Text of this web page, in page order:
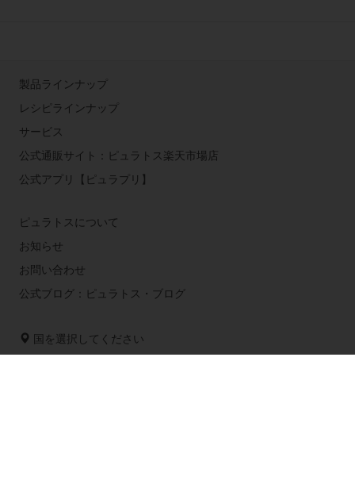
製品ラインナップ
レシピラインナップ
サービス
公式通販サイト：ピュラトス楽天市場店
公式アプリ【ピュラプリ】
ピュラトスについて
お知らせ
お問い合わせ
公式ブログ：ピュラトス・ブログ
国を選択してください